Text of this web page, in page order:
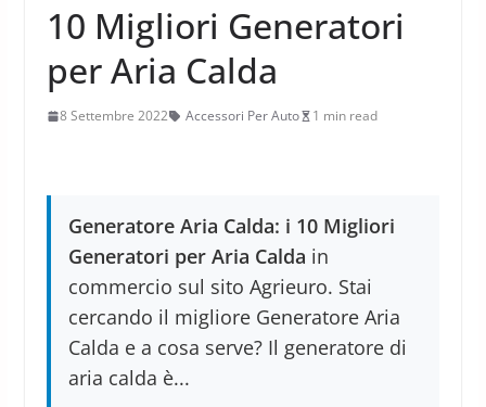
10 Migliori Generatori
per Aria Calda
8 Settembre 2022 Accessori Per Auto 1 min read
Generatore Aria Calda: i 10 Migliori
Generatori per Aria Calda in
commercio sul sito Agrieuro. Stai
cercando il migliore Generatore Aria
Calda e a cosa serve? Il generatore di
aria calda è...